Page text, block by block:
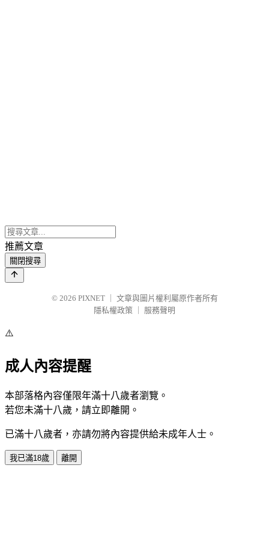
推薦文章
關閉搜尋
© 2026 PIXNET
文章與圖片權利屬原作者所有
隱私權政策
服務聲明
⚠️
成人內容提醒
本部落格內容僅限年滿十八歲者瀏覽。
若您未滿十八歲，請立即離開。
已滿十八歲者，亦請勿將內容提供給未成年人士。
我已滿18歲 離開